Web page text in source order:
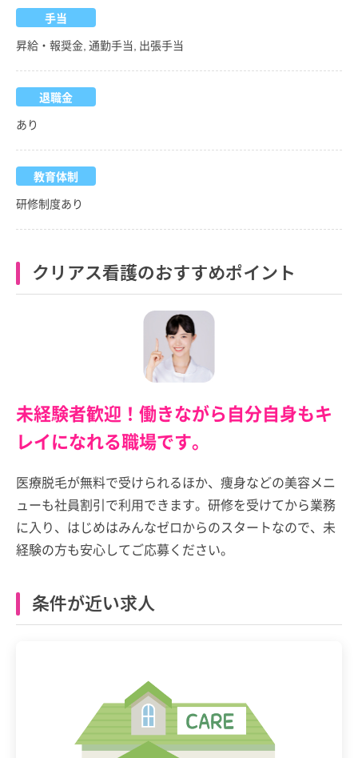
手当
昇給・報奨金, 通勤手当, 出張手当
退職金
あり
教育体制
研修制度あり
クリアス看護のおすすめポイント
未経験者歓迎！働きながら自分自身もキ
レイになれる職場です。
医療脱毛が無料で受けられるほか、痩身などの美容メニ
ューも社員割引で利用できます。研修を受けてから業務
に入り、はじめはみんなゼロからのスタートなので、未
経験の方も安心してご応募ください。
条件が近い求人